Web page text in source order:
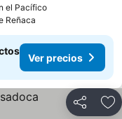
el Pacífico
Reñaca
Ver precios
Compartir